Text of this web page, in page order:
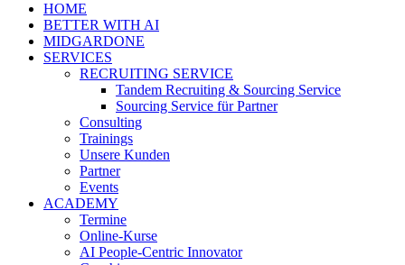
HOME
BETTER WITH AI
MIDGARDONE
SERVICES
RECRUITING SERVICE
Tandem Recruiting & Sourcing Service
Sourcing Service für Partner
Consulting
Trainings
Unsere Kunden
Partner
Events
ACADEMY
Termine
Online-Kurse
AI People-Centric Innovator